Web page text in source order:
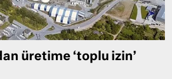
üretime ‘toplu izin’